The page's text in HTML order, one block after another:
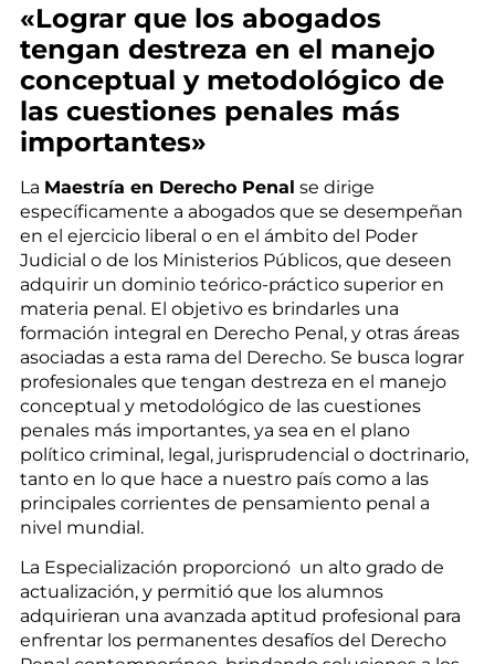
«Lograr que los abogados
tengan destreza en el manejo
conceptual y metodológico de
las cuestiones penales más
importantes»
La Maestría en Derecho Penal se dirige
específicamente a abogados que se desempeñan
en el ejercicio liberal o en el ámbito del Poder
Judicial o de los Ministerios Públicos, que deseen
adquirir un dominio teórico-práctico superior en
materia penal. El objetivo es brindarles una
formación integral en Derecho Penal, y otras áreas
asociadas a esta rama del Derecho. Se busca lograr
profesionales que tengan destreza en el manejo
conceptual y metodológico de las cuestiones
penales más importantes, ya sea en el plano
político criminal, legal, jurisprudencial o doctrinario,
tanto en lo que hace a nuestro país como a las
principales corrientes de pensamiento penal a
nivel mundial.
La Especialización proporcionó un alto grado de
actualización, y permitió que los alumnos
adquirieran una avanzada aptitud profesional para
enfrentar los permanentes desafíos del Derecho